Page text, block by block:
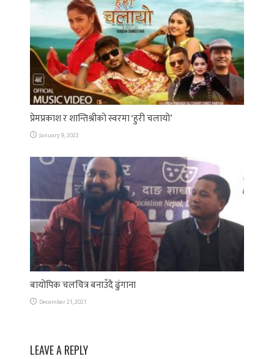
प्रेमप्रकाश र शान्तिश्रीको स्वरमा ‘हुरी चलायो’
January 9, 2022
बायोपिक चलचित्र बनाउँदै ढुंगाना
December 21, 2021
LEAVE A REPLY